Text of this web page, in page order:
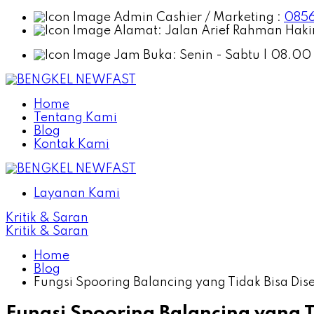
Admin Cashier / Marketing :
Alamat: Jalan Arief Rahman
Jam Buka: Senin - Sabtu | 08.00
Home
Tentang Kami
Blog
Kontak Kami
Layanan Kami
Kritik & Saran
Kritik & Saran
Home
Blog
Fungsi Spooring Balancing yang Tidak Bisa